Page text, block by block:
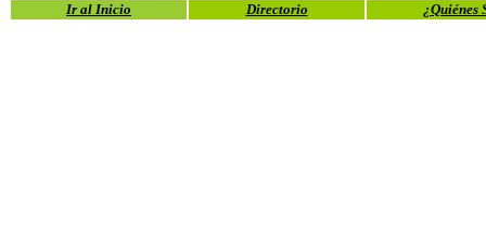
Ir al Inicio
Directorio ¿Quiénes